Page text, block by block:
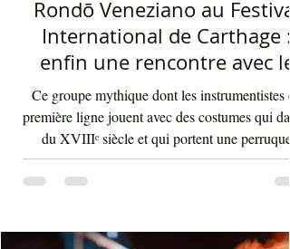
Rondō Veneziano au Festival
International de Carthage :
enfin une rencontre avec le
public tunisien
Ce groupe mythique dont les instrumentistes
première ligne jouent avec des costumes qui
planches du festival de Carthage. Dans les
Mohamed Ali Elhaou
3 days ago
2 min read